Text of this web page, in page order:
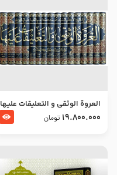
العروة الوثقى و التعليقات عليها
– طرح جدید
19.800.000 تومان